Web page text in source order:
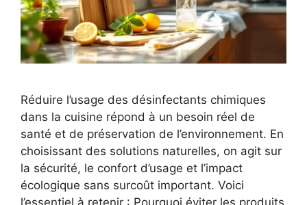
Réduire l’usage des désinfectants chimiques
dans la cuisine répond à un besoin réel de
santé et de préservation de l’environnement. En
choisissant des solutions naturelles, on agit sur
la sécurité, le confort d’usage et l’impact
écologique sans surcoût important. Voici
l’essentiel à retenir : Pourquoi éviter les produits